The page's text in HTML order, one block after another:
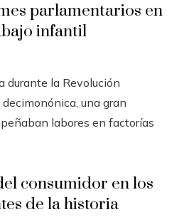
parlamentarios en
infantil
durante la Revolución
una gran
labores en factorías
consumidor en los
de la historia